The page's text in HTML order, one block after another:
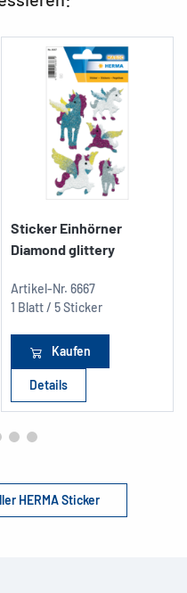
Sticker Einhörner
Diamond glittery
Artikel-Nr. 6667
1 Blatt / 5 Sticker
Kaufen
Details
HERMA Sticker